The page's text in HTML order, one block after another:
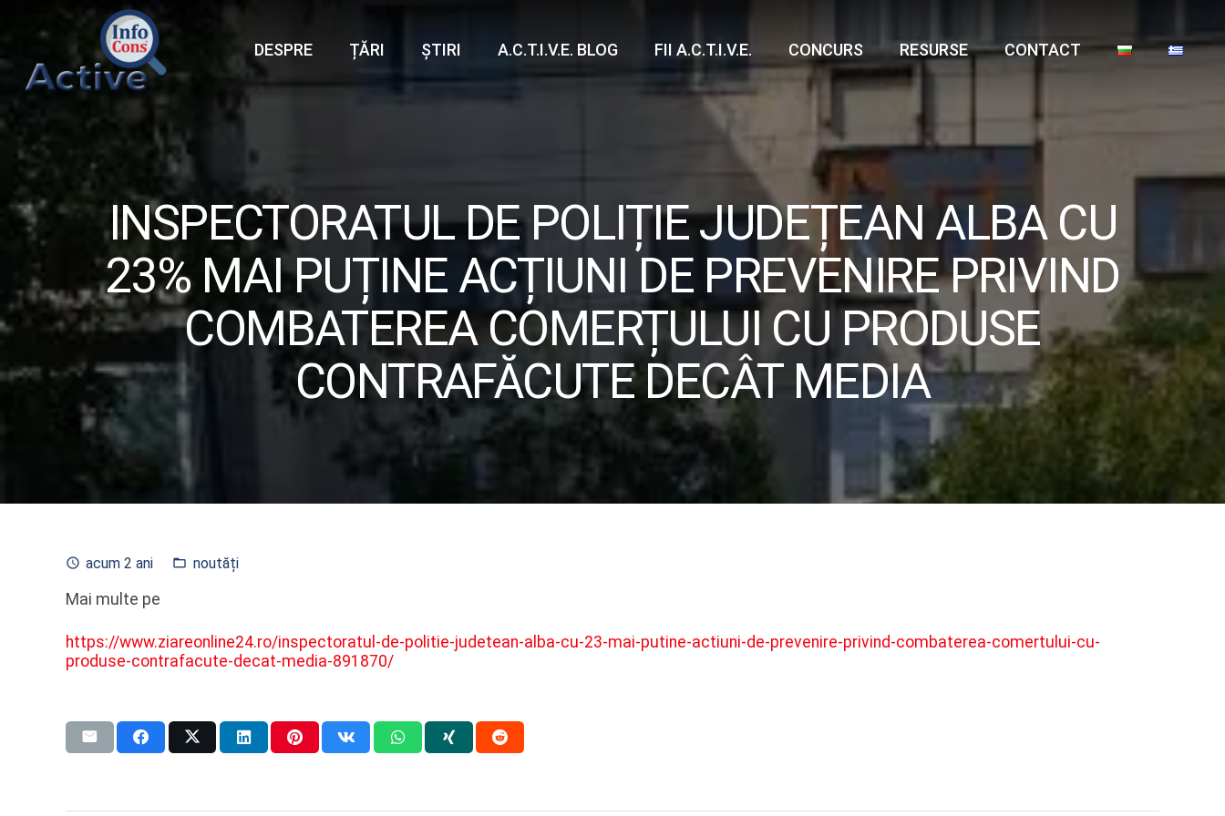
DESPRE ȚĂRI ȘTIRI A.C.T.I.V.E. BLOG FII A.C.T.I.V.E. CONCURS RESURSE CONTACT
INSPECTORATUL DE POLIȚIE JUDEȚEAN ALBA CU
23% MAI PUȚINE ACȚIUNI DE PREVENIRE PRIVIND
COMBATEREA COMERȚULUI CU PRODUSE
CONTRAFĂCUTE DECÂT MEDIA
access_time acum 2 ani folder_open noutăți
Mai multe pe
https://www.ziareonline24.ro/inspectoratul-de-politie-judetean-alba-cu-23-mai-putine-actiuni-de-prevenire-privind-combaterea-comertului-cu-
produse-contrafacute-decat-media-891870/